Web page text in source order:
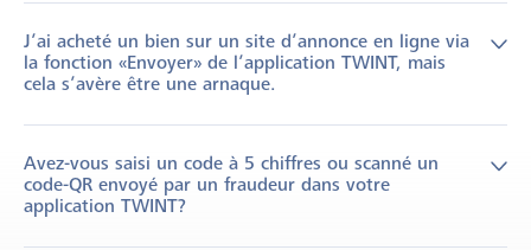
J’ai acheté un bien sur un site d’annonce en ligne via
la fonction «Envoyer» de l’application TWINT, mais
cela s’avère être une arnaque.
Recourir à la fonction "Demander et partager" de
l'application BCF TWINT pour solliciter le remboursement.
Avez-vous saisi un code à 5 chiffres ou scanné un
code-QR envoyé par un fraudeur dans votre
application TWINT?